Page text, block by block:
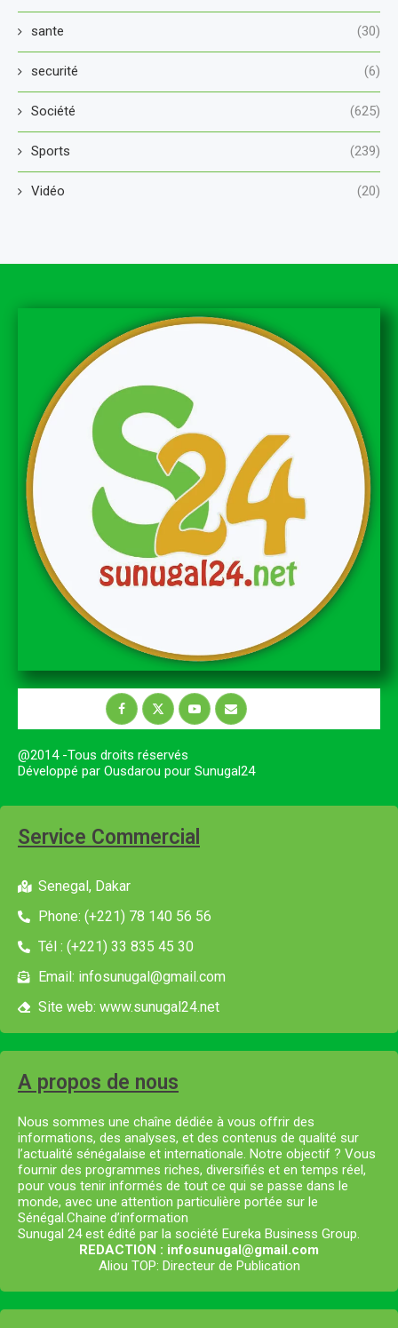
sante (30)
securité (6)
Société (625)
Sports (239)
Vidéo (20)
@2014 -Tous droits réservés
Développé par Ousdarou pour Sunugal24
Service Commercial
Senegal, Dakar
Phone: (+221) 78 140 56 56
Tél : (+221) 33 835 45 30
Email: infosunugal@gmail.com
Site web: www.sunugal24.net
A propos de nous
Nous sommes une chaîne dédiée à vous offrir des
informations, des analyses, et des contenus de qualité sur
l’actualité sénégalaise et internationale. Notre objectif ? Vous
fournir des programmes riches, diversifiés et en temps réel,
pour vous tenir informés de tout ce qui se passe dans le
monde, avec une attention particulière portée sur le
Sénégal.Chaine d’information
Sunugal 24 est édité par la société Eureka Business Group.
REDACTION : infosunugal@gmail.com
Aliou TOP: Directeur de Publication